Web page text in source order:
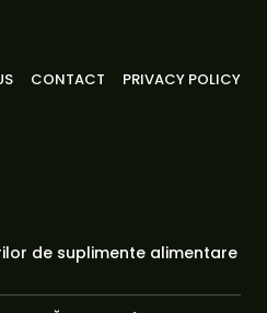
CONTACT PRIVACY POLICY
de suplimente alimentare